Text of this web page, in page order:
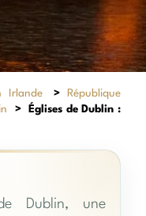
Irlande >
République
>
Églises de Dublin :
Dublin, une